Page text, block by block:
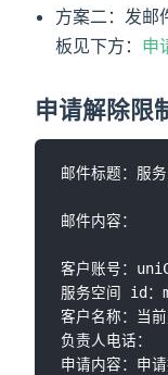
方案二：发
板见下方： 申
申请解除限
邮件标题：服
邮件内容：
客户账号：
服务空间 id：
客户名称：当
负责人电话：
申请内容：申